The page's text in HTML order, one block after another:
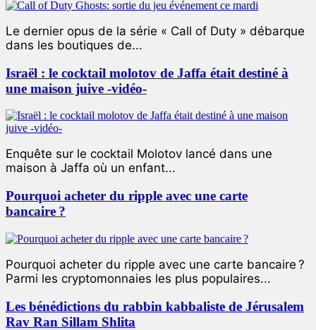
Le dernier opus de la série « Call of Duty » débarque
dans les boutiques de...
Israël : le cocktail molotov de Jaffa était destiné à
une maison juive -vidéo-
Enquête sur le cocktail Molotov lancé dans une
maison à Jaffa où un enfant...
Pourquoi acheter du ripple avec une carte
bancaire ?
Pourquoi acheter du ripple avec une carte bancaire ?
Parmi les cryptomonnaies les plus populaires...
Les bénédictions du rabbin kabbaliste de Jérusalem
Rav Ran Sillam Shlita